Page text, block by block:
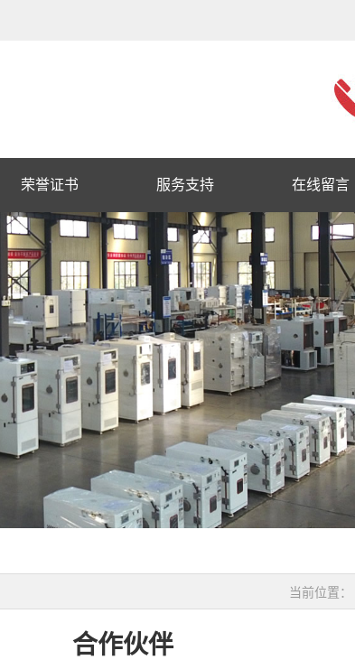
荣誉证书 服务支持 在线留言
当前位置：
合作伙伴